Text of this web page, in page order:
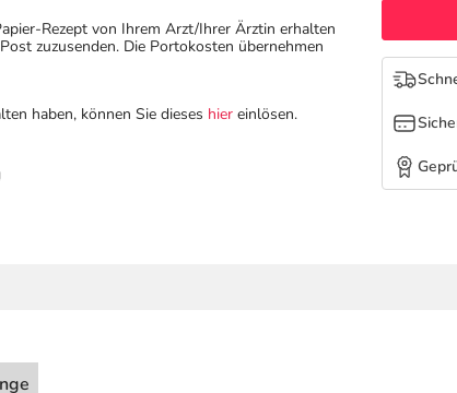
Rezept von Ihrem Arzt/Ihrer Ärztin erhalten
zuzusenden. Die Portokosten übernehmen
haben, können Sie dieses hier einlösen.